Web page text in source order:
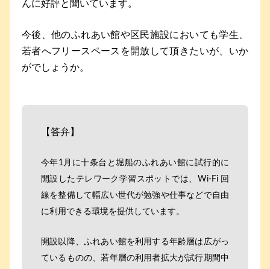
んに好評と聞いています。
今後、他のふれあい館や区民施設においても学生、
若者へフリースペースを開放して頂きたいが、いか
がでしょうか。
【答弁】
今年1月に十条台と堀船のふれあい館に試行的に
開設したテレワーク学習スポットでは、Wi-Fi 回
線を整備して幅広い世代が勉強や仕事などで自由
に利用できる環境を提供しています。
開設以降、ふれあい館を利用する年齢層は広がっ
ているものの、若年層の利用者拡大が試行期間中